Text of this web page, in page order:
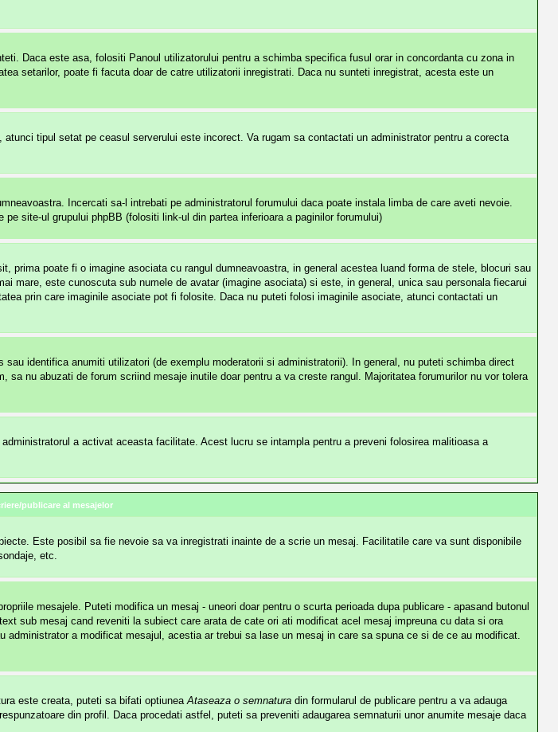
Daca este asa, folositi Panoul utilizatorului pentru a schimba specifica fusul orar in concordanta cu zona in
setarilor, poate fi facuta doar de catre utilizatorii inregistrati. Daca nu sunteti inregistrat, acesta este un
tipul setat pe ceasul serverului este incorect. Va rugam sa contactati un administrator pentru a corecta
Incercati sa-l intrebati pe administratorul forumului daca poate instala limba de care aveti nevoie.
site-ul grupului phpBB (folositi link-ul din partea inferioara a paginilor forumului)
poate fi o imagine asociata cu rangul dumneavoastra, in general acestea luand forma de stele, blocuri sau
mare, este cunoscuta sub numele de avatar (imagine asociata) si este, in general, unica sau personala fiecarui
prin care imaginile asociate pot fi folosite. Daca nu puteti folosi imaginile asociate, atunci contactati un
identifica anumiti utilizatori (de exemplu moderatorii si administratorii). In general, nu puteti schimba direct
nu abuzati de forum scriind mesaje inutile doar pentru a va creste rangul. Majoritatea forumurilor nu vor tolera
a activat aceasta facilitate. Acest lucru se intampla pentru a preveni folosirea malitioasa a
publicare al mesajelor
Este posibil sa fie nevoie sa va inregistrati inainte de a scrie un mesaj. Facilitatile care va sunt disponibile
etc.
mesajele. Puteti modifica un mesaj - uneori doar pentru o scurta perioada dupa publicare - apasand butonul
sub mesaj cand reveniti la subiect care arata de cate ori ati modificat acel mesaj impreuna cu data si ora
a modificat mesajul, acestia ar trebui sa lase un mesaj in care sa spuna ce si de ce au modificat.
este creata, puteti sa bifati optiuneaAtaseaza o semnatura din formularul de publicare pentru a va adauga
din profil. Daca procedati astfel, puteti sa preveniti adaugarea semnaturii unor anumite mesaje daca